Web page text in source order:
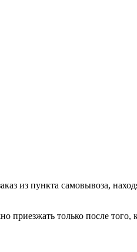
из пункта самовывоза,
только после